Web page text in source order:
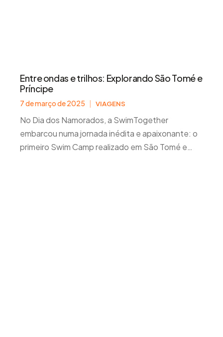
Entre ondas e trilhos: Explorando São Tomé e
Príncipe
7 de março de 2025 | VIAGENS
No Dia dos Namorados, a SwimTogether
embarcou numa jornada inédita e apaixonante: o
primeiro Swim Camp realizado em São Tomé e